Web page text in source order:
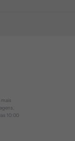
10:00